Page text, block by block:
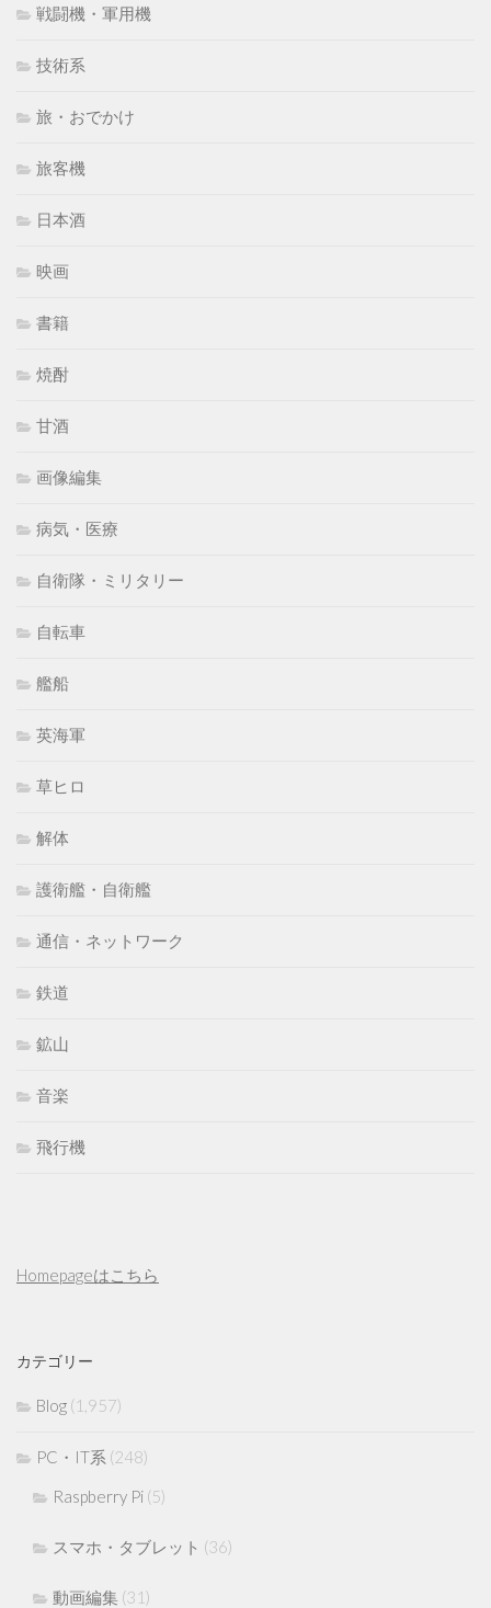
戦闘機・軍用機
技術系
旅・おでかけ
旅客機
日本酒
映画
書籍
焼酎
甘酒
画像編集
病気・医療
自衛隊・ミリタリー
自転車
艦船
英海軍
草ヒロ
解体
護衛艦・自衛艦
通信・ネットワーク
鉄道
鉱山
音楽
飛行機
Homepageはこちら
カテゴリー
Blog (1,957)
PC・IT系 (248)
Raspberry Pi (5)
スマホ・タブレット (36)
動画編集 (31)